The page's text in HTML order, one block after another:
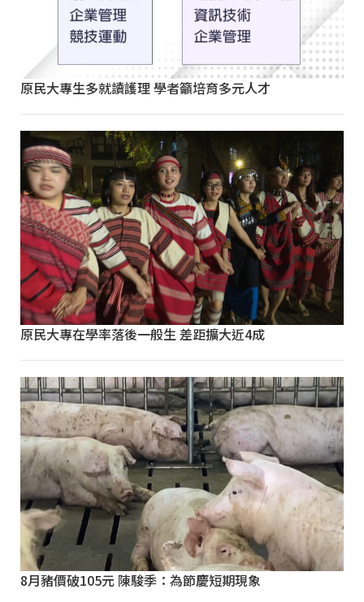
原民大專生多就讀護理 學者籲培育多元人才
原民大專在學率落後一般生 差距擴大近4成
8月豬價破105元 陳駿季：為節慶短期現象